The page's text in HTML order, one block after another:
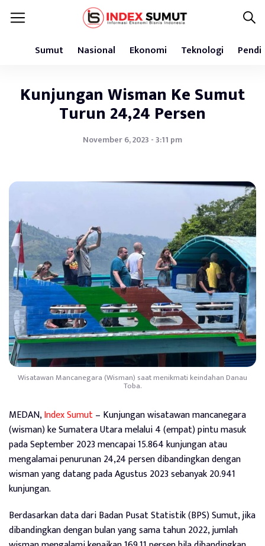
Sumut Nasional Ekonomi Teknologi
Kunjungan Wisman Ke Sumut
Turun 24,24 Persen
November 6, 2023 - 3:11 pm
Wisatawan Mancanegara (Wisman) saat menikmati keindahan Danau
Toba.
MEDAN,Index Sumut– Kunjungan wisatawan mancanegara
(wisman) ke Sumatera Utara melalui 4 (empat) pintu masuk
pada September 2023 mencapai 15.864 kunjungan atau
mengalamai penurunan 24,24 persen dibandingkan dengan
wisman yang datang pada Agustus 2023 sebanyak 20.941
kunjungan.
Berdasarkan data dari Badan Pusat Statistik (BPS) Sumut, jika
dibandingkan dengan bulan yang sama tahun 2022, jumlah